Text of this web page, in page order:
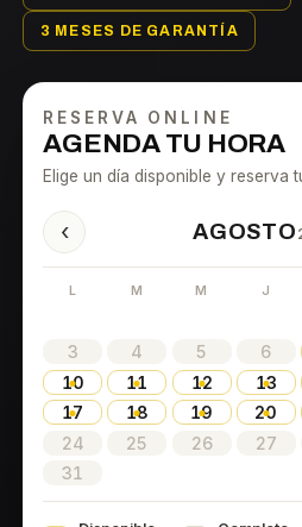
3 MESES DE GARANTÍA
RESERVA ONLINE
AGENDA TU HORA
Elige un día disponible y reserva
‹ AGOSTO
L M M J
3
4 5 6
10
11 12 13
17
18 19 20
24
25 26 27
31